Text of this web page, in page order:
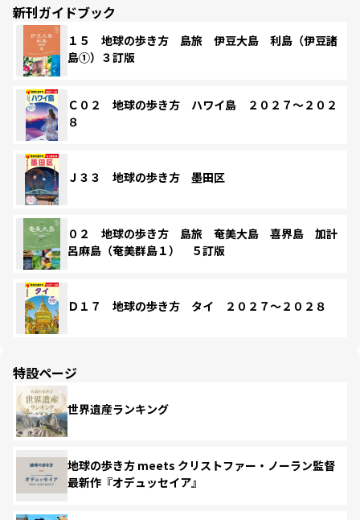
新刊ガイドブック
１５ 地球の歩き方 島旅 伊豆大島 利島（伊豆諸
島①）３訂版
Ｃ０２ 地球の歩き方 ハワイ島 ２０２７～２０２
８
Ｊ３３ 地球の歩き方 墨田区
０２ 地球の歩き方 島旅 奄美大島 喜界島 加計
呂麻島（奄美群島１） ５訂版
Ｄ１７ 地球の歩き方 タイ ２０２７～２０２８
特設ページ
世界遺産ランキング
地球の歩き方 meets クリストファー・ノーラン監督
最新作『オデュッセイア』